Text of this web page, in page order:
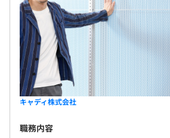
キャディ株式会社
職務内容